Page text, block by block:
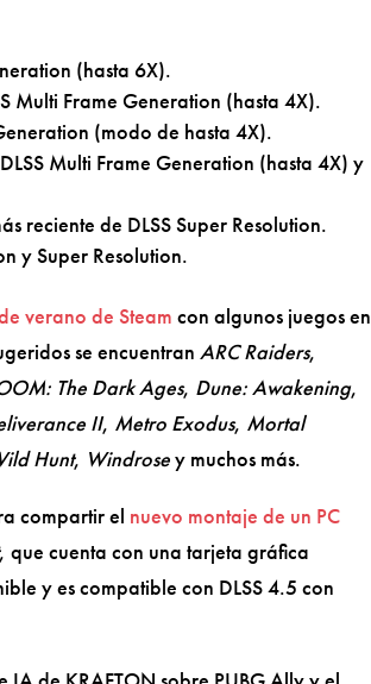
(hasta 6X).
Multi Frame Generation (hasta 4X).
(modo de hasta 4X).
Multi Frame Generation (hasta 4X) y
reciente de DLSS Super Resolution.
y Super Resolution.
verano de Steam con algunos juegos en
se encuentranARC Raiders,
The Dark Ages, Dune: Awakening,
II, Metro Exodus, Mortal
Hunt, Windrosey muchos más.
compartir el nuevo montaje de un PC
, que cuenta con una tarjeta gráfica
y es compatible con DLSS 4.5 con